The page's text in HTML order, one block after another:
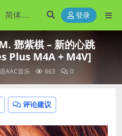
登录
鄧紫棋 – 新的心跳
Plus M4A + M4V]
AAC音乐 663 0
评论建议